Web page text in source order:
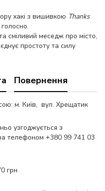
хакі з вишивкою Thanks
сміливий меседж про місто,
простоту та силу
Повернення
м. Київ, вул. Хрещатик
узгоджується з
телефоном +380 99 741 03
грн